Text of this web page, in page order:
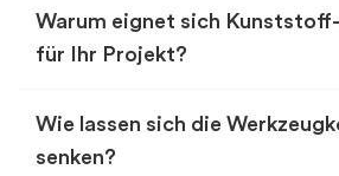
Warum eignet sich
für Ihr Projekt?
Wie lassen sich die
senken?